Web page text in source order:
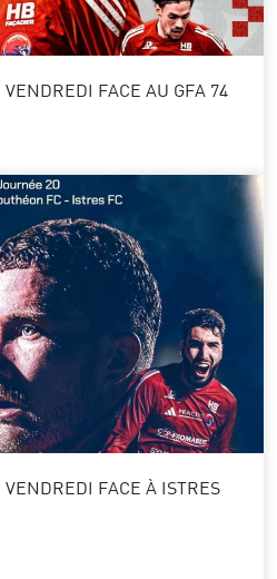
FACE AU GFA 74
FACE À ISTRES